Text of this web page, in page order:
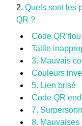
Quels sont les
QR ?
Code QR flou
Taille
3. Mauvais
Couleurs
5. Lien brisé
Code QR
7.
8.